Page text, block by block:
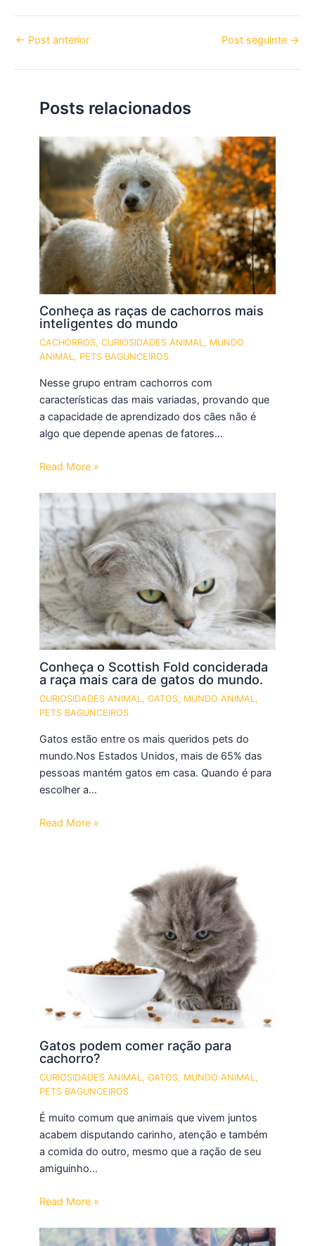
← Post anterior Post seguinte →
Posts relacionados
Conheça as raças de cachorros mais
inteligentes do mundo
CACHORROS,CURIOSIDADES ANIMAL, MUNDO
ANIMAL, PETS BAGUNCEIROS
Nesse grupo entram cachorros com
características das mais variadas, provando que
a capacidade de aprendizado dos cães não é
algo que depende apenas de fatores…
Read More »
Conheça o Scottish Fold conciderada
a raça mais cara de gatos do mundo.
CURIOSIDADES ANIMAL,GATOS, MUNDO ANIMAL,
PETS BAGUNCEIROS
Gatos estão entre os mais queridos pets do
mundo.Nos Estados Unidos, mais de 65% das
pessoas mantém gatos em casa. Quando é para
escolher a…
Read More »
Gatos podem comer ração para
cachorro?
CURIOSIDADES ANIMAL ,GATOS, MUNDO ANIMAL ,
PETS BAGUNCEIROS
É muito comum que animais que vivem juntos
acabem disputando carinho, atenção e também
a comida do outro, mesmo que a ração de seu
amiguinho…
Read More »